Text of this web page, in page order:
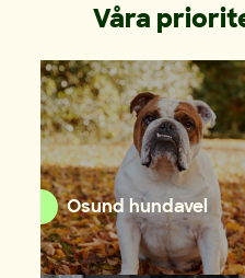
Våra
Osund hundavel